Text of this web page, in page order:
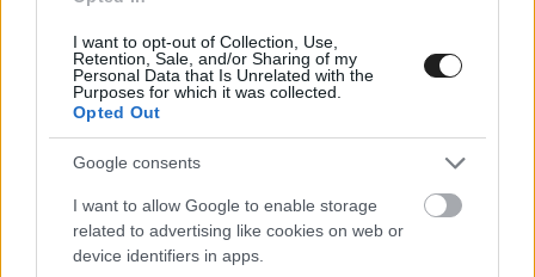
I want to opt-out of Collection, Use,
Retention, Sale, and/or Sharing of my
Personal Data that Is Unrelated with the
Purposes for which it was collected.
Opted Out
Google consents
I want to allow Google to enable storage
related to advertising like cookies on web or
device identifiers in apps.
A lovely gesture of support for BRDC
Rising Star Will Macintyre from the